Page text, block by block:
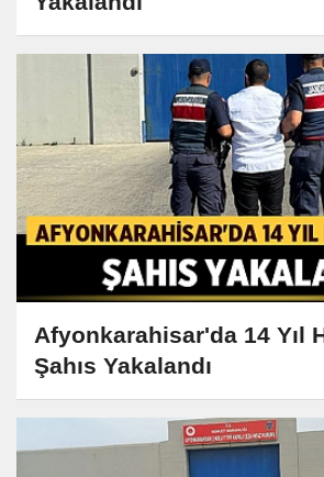
Afyonkarahisar'da 14 Yıl
Şahıs Yakalandı